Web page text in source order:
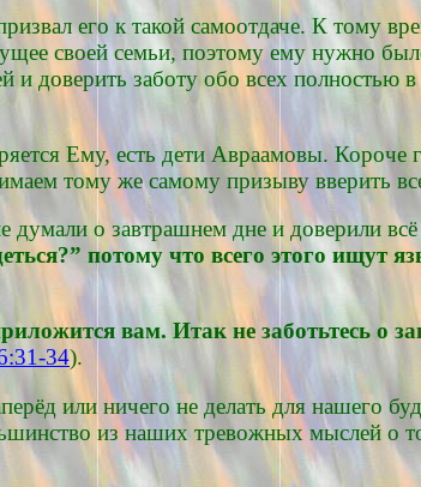
его к такой самоотдаче. К тому
своей семьи, поэтому ему нужно
и доверить заботу обо всех
Ему, есть дети Авраамовы.
тому же самому призыву вверить
о завтрашнем дне и доверили
потому что всего этого
вам. Итак не заботьтесь о
34).
или ничего не делать для нашего
из наших тревожных мыслей о